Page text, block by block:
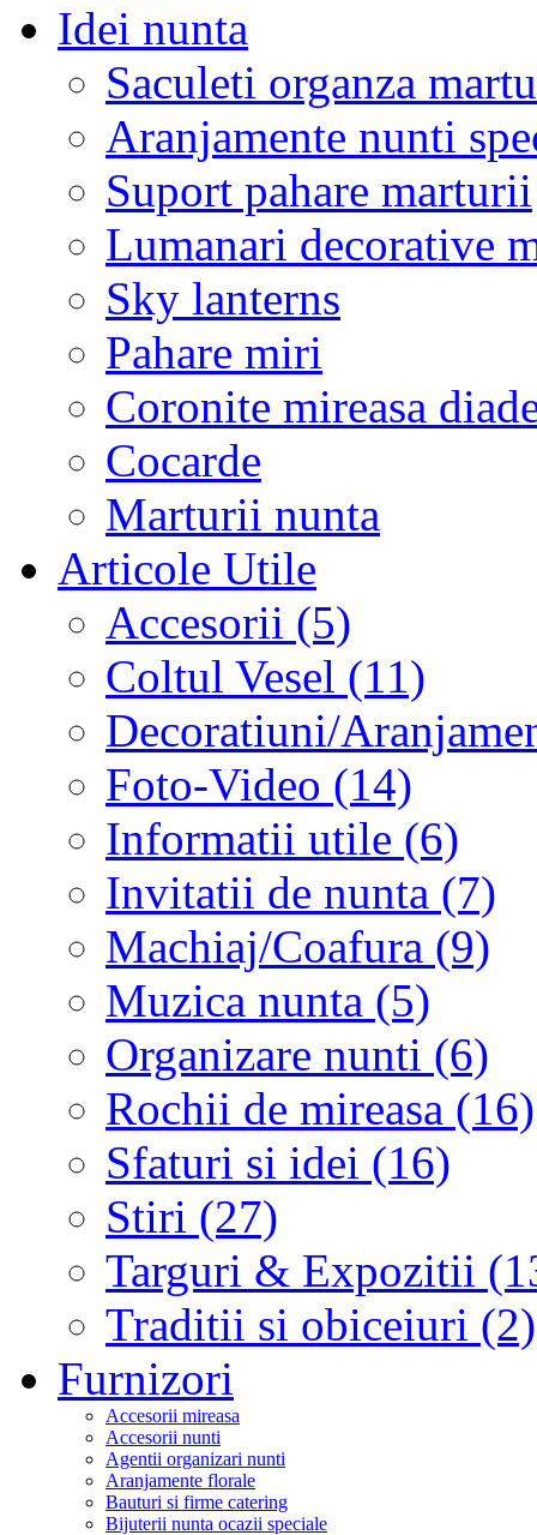
Idei nunta
Saculeti organza
Aranjamente nunti
Suport pahare marturii
Lumanari decorative
Sky lanterns
Pahare miri
Coronite mireasa
Cocarde
Marturii nunta
Articole Utile
Accesorii (5)
Coltul Vesel (11)
Decoratiuni/
Foto-Video (14)
Informatii utile (6)
Invitatii de nunta (7)
Machiaj/Coafura (9)
Muzica nunta (5)
Organizare nunti (6)
Rochii de mireasa (16)
Sfaturi si idei (16)
Stiri (27)
Targuri & Expozitii
Traditii si obiceiuri (2)
Furnizori
Accesorii mireasa
Accesorii nunti
Agentii organizari nunti
Aranjamente florale
Bauturi si firme catering
Bijuterii nunta ocazii speciale